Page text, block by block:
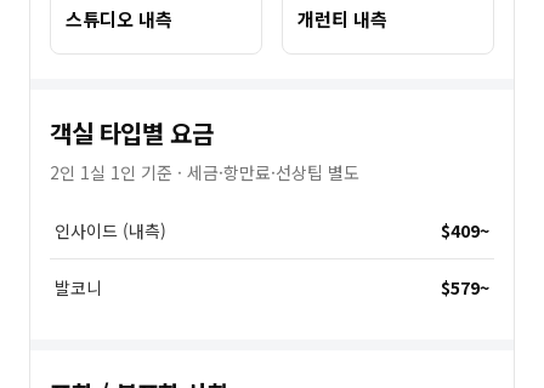
스튜디오 내측 개런티 내측
객실 타입별 요금
2인 1실 1인 기준 · 세금·항만료·선상팁 별도
인사이드 (내측) $409~
발코니 $579~